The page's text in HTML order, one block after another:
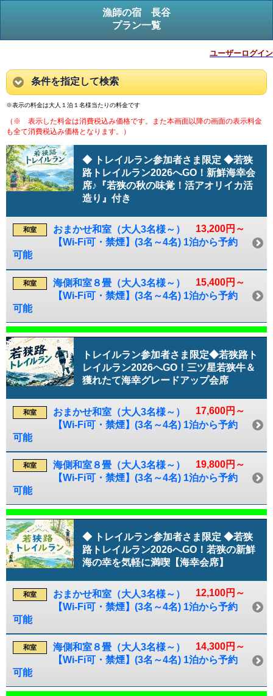
漁師の宿 長谷
プラン一覧
ユーザーログイン
条件を指定して検索
※表示の料金は大人１泊１名様当たりの料金です
（※ 表示した料金は消費税込み価格です。また本画面以降の画面の表示料金
も全て消費税込み価格となります。）
◆ トレイルラン参加者さま限定 ◆若狭
路トレイルラン2026へGO！新鮮海幸会
席♪『若狭の秋の味覚！活アオリイカ活
造り』付き
13,200円～
和室
おまかせ和室（大人3名様～）
【Wi-Fi可・禁煙】(3名～4名) 1泊から予約
可能
15,400円～
和室
海側和室８畳（大人3名様～）
【Wi-Fi可・禁煙】(3名～4名) 1泊から予約
可能
トレイルラン参加者さま限定◆若狭路ト
レイルラン2026へGO！三ツ星若狭牛＆
獲れたて海幸グレードアップ会席
17,600円～
和室
おまかせ和室（大人3名様～）
【Wi-Fi可・禁煙】(3名～4名) 1泊から予約
可能
19,800円～
和室
海側和室８畳（大人3名様～）
【Wi-Fi可・禁煙】(3名～4名) 1泊から予約
可能
◆ トレイルラン参加者さま限定 ◆若狭
路トレイルラン2026へGO！若狭の新鮮
海の幸を気軽に満喫【海幸会席】
12,100円～
和室
おまかせ和室（大人3名様～）
【Wi-Fi可・禁煙】(3名～4名) 1泊から予約
可能
14,300円～
和室
海側和室８畳（大人3名様～）
【Wi-Fi可・禁煙】(3名～4名) 1泊から予約
可能